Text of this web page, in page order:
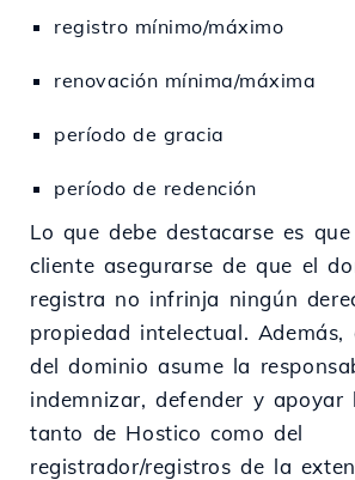
registro mínimo/máximo
renovación mínima/máxima
período de gracia
período de redención
Lo que debe destacarse es
cliente asegurarse de que el
registra no infrinja ningún
propiedad intelectual. Además,
del dominio asume la
indemnizar, defender y apoyar
tanto de Hostico como del
registrador/registros de la